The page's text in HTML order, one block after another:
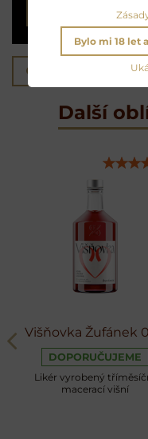
ČÍST &
Předchozí produkt
Další
Višňovka Žufánek
DOPORUČUJEME
Likér vyrobený
macerací višní
Bylo mi 18 let